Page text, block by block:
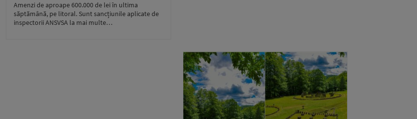
Amenzi de aproape 600.000 de lei în ultima
săptămână, pe litoral. Sunt sancțiunile aplicate de
inspectorii ANSVSA la mai multe…